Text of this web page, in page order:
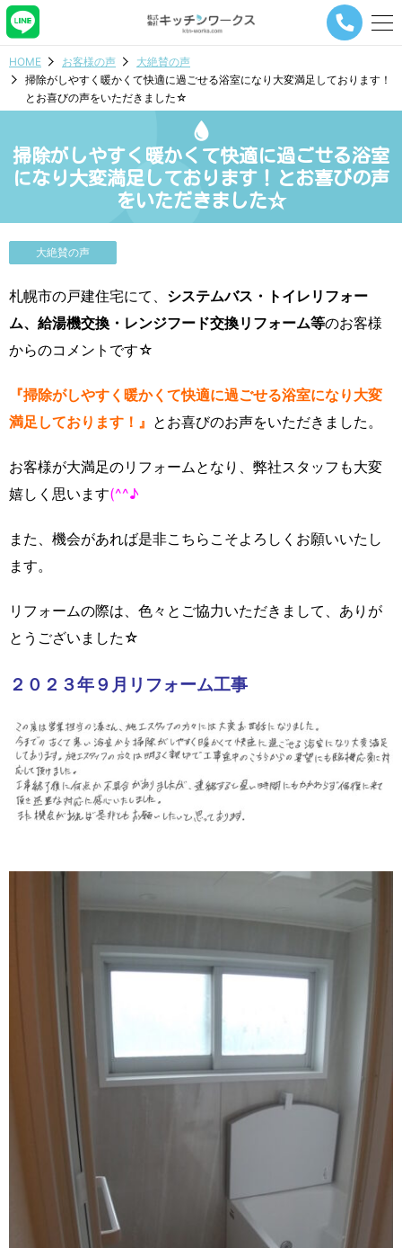
メ
ー
ビ
シ
ョ
タ
HOME お客様の声
大絶賛の声
掃除がしやすく暖かくて快適に過ごせる浴室になり大変満足しております！
とお喜びの声をいただきました☆
掃除がしやすく暖かくて快適に過ごせる浴室
になり大変満足しております！とお喜びの声
をいただきました☆
大絶賛の声
札幌市の戸建住宅にて、 システムバス・トイレリフォー
ム、給湯機交換・レンジフード交換リフォーム等のお客様
からのコメントです☆
『掃除がしやすく暖かくて快適に過ごせる浴室になり大変
満足しております！』 とお喜びのお声をいただきました。
お客様が大満足のリフォームとなり、弊社スタッフも大変
嬉しく思います(^^♪
また、機会があれば是非こちらこそよろしくお願いいたし
ます。
リフォームの際は、色々とご協力いただきまして、ありが
とうございました☆
２０２３年９月リフォーム工事